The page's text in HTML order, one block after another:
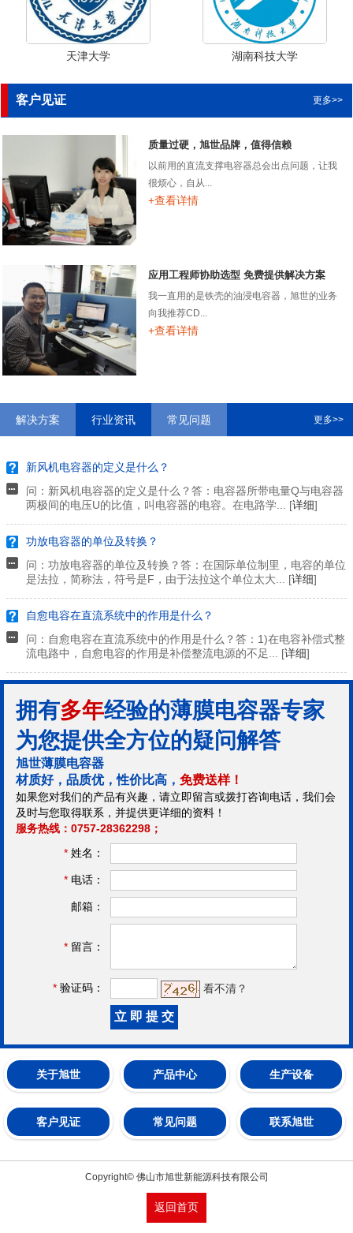
天津大学 湖南科技大学
客户见证 更多>>
质量过硬，旭世品牌，值得信赖
以前用的直流支撑电容器总会出点问题，让我
很烦心，自从...
+查看详情
应用工程师协助选型 免费提供解决方案
我一直用的是铁壳的油浸电容器，旭世的业务
向我推荐CD...
+查看详情
解决方案 行业资讯 常见问题 更多>>
新风机电容器的定义是什么？
问：新风机电容器的定义是什么？答：电容器所带电量Q与电容器
两极间的电压U的比值，叫电容器的电容。在电路学... [详细]
功放电容器的单位及转换？
问：功放电容器的单位及转换？答：在国际单位制里，电容的单位
是法拉，简称法，符号是F，由于法拉这个单位太大... [详细]
自愈电容在直流系统中的作用是什么？
问：自愈电容在直流系统中的作用是什么？答：1)在电容补偿式整
流电路中，自愈电容的作用是补偿整流电源的不足... [详细]
拥有多年经验的薄膜电容器专家
为您提供全方位的疑问解答
旭世薄膜电容器
材质好，品质优，性价比高， 免费送样！
如果您对我们的产品有兴趣，请立即留言或拨打咨询电话，我们会
及时与您取得联系，并提供更详细的资料！
服务热线：0757-28362298；
* 姓名：
* 电话：
邮箱：
* 留言：
* 验证码： 看不清？
关于旭世 产品中心 生产设备
客户见证 常见问题 联系旭世
Copyright© 佛山市旭世新能源科技有限公司
返回首页